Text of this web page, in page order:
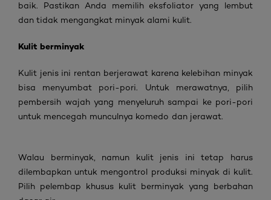
baik. Pastikan Anda memilih eksfoliator yang lembut
dan tidak mengangkat minyak alami kulit.
Kulit berminyak
Kulit jenis ini rentan berjerawat karena kelebihan minyak
bisa menyumbat pori-pori. Untuk merawatnya, pilih
pembersih wajah yang menyeluruh sampai ke pori-pori
untuk mencegah munculnya komedo dan jerawat.
Walau berminyak, namun kulit jenis ini tetap harus
dilembapkan untuk mengontrol produksi minyak di kulit.
Pilih pelembap khusus kulit berminyak yang berbahan